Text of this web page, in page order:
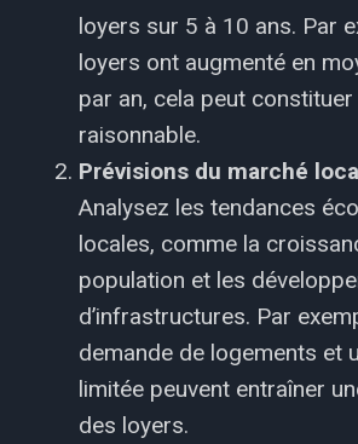
loyers sur 5 à 10 ans. Par
loyers ont augmenté en
par an, cela peut
raisonnable.
Prévisions du marché
Analysez les tendances
locales, comme la
population et les
d’infrastructures. Par
demande de logements et
limitée peuvent entraîner
des loyers.